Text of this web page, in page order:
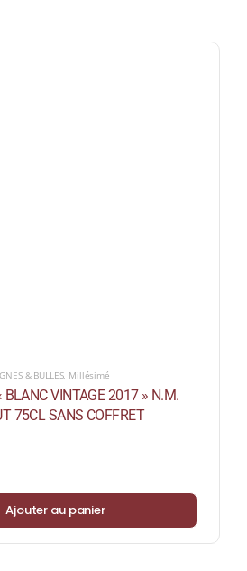
& BULLES, Millésimé
BLANC VINTAGE 2017 » N.M.
75CL SANS COFFRET
Ajouter au panier